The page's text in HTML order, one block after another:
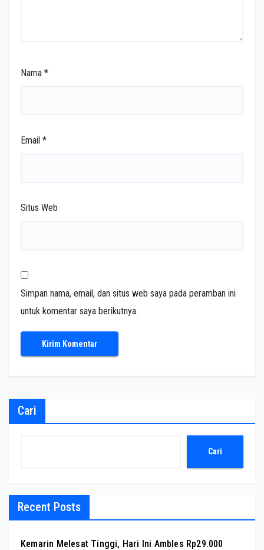
Nama *
Email *
Situs Web
Simpan nama, email, dan situs web saya pada peramban ini
untuk komentar saya berikutnya.
Cari
Cari
Recent Posts
Kemarin Melesat Tinggi, Hari Ini Ambles Rp29.000